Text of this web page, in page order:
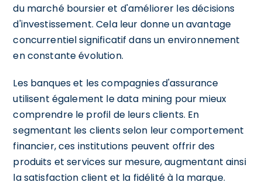
du marché boursier et d'améliorer les décisions
d'investissement. Cela leur donne un avantage
concurrentiel significatif dans un environnement
en constante évolution.
Les banques et les compagnies d'assurance
utilisent également le data mining pour mieux
comprendre le profil de leurs clients. En
segmentant les clients selon leur comportement
financier, ces institutions peuvent offrir des
produits et services sur mesure, augmentant ainsi
la satisfaction client et la fidélité à la marque.